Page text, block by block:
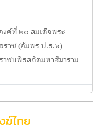
องค์ที่ ๒๐ สมเด็จพระ
ราช (อัมพร ป.ธ.๖)
าชบพิธสถิตมหาสีมาราม
ฆ์ไทย